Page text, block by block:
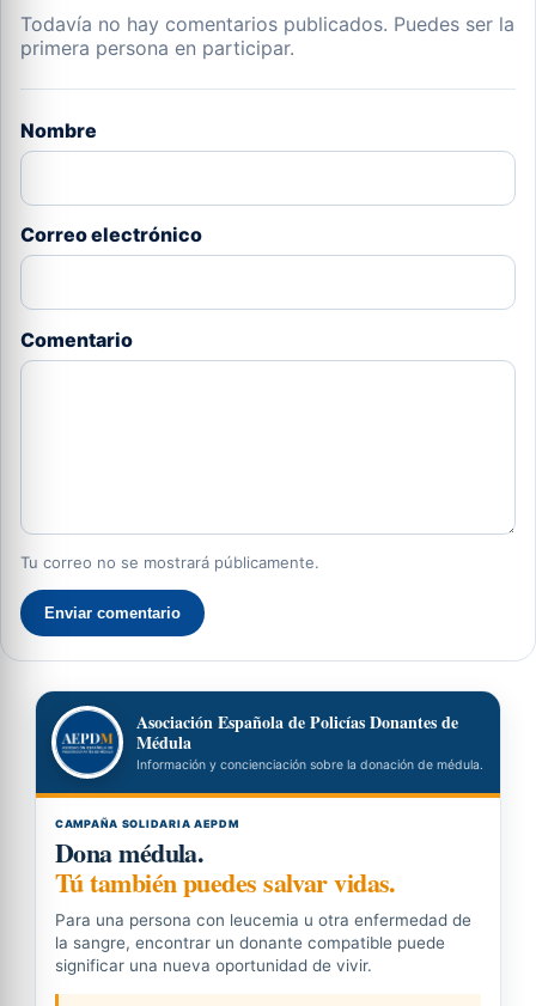
Todavía no hay comentarios publicados. Puedes ser la
primera persona en participar.
Nombre
Correo electrónico
Comentario
Tu correo no se mostrará públicamente.
Enviar comentario
Asociación Española de Policías Donantes de
Médula
Información y concienciación sobre la donación de médula.
CAMPAÑA SOLIDARIA AEPDM
Dona médula.
Tú también puedes salvar vidas.
Para una persona con leucemia u otra enfermedad de
la sangre, encontrar un donante compatible puede
significar una nueva oportunidad de vivir.